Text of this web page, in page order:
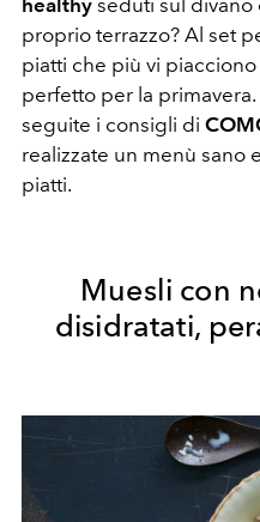
healthy seduti sul divano
proprio terrazzo? Al set
piatti che più vi
perfetto per la primavera.
seguite i consigli di
realizzate un menù sano
piatti.
Muesli con
disidratati,